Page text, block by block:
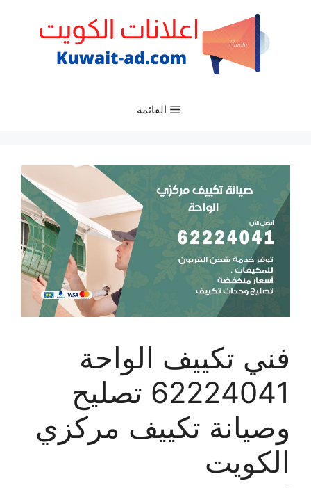
القائمة
فني تكييف الواحة
62224041 تصليح
وصيانة تكييف مركزي
الكويت